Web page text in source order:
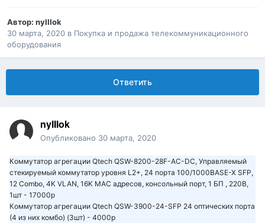
Автор: nyIIIok
30 марта, 2020 в Покупка и продажа телекоммуникационного
оборудования
Ответить
nyIIIok
Опубликовано 30 марта, 2020
Коммутатор агрегации Qtech QSW-8200-28F-AC-DC, Управляемый
стекируемый коммутатор уровня L2+, 24 порта 100/1000BASE-X SFP,
12 Combo, 4K VLAN, 16K MAC адресов, консольный порт, 1 БП , 220В,
1шт - 17000р
Коммутатор агрегации Qtech QSW-3900-24-SFP 24 оптических порта
(4 из них комбо) (3шт) - 4000р